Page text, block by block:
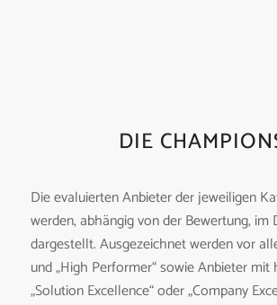
DIE
Die evaluierten Anbieter der jeweiligen
werden, abhängig von der Bewertung, im
dargestellt. Ausgezeichnet werden vor
und „High Performer“ sowie Anbieter mit
„Solution Excellence“ oder „Company